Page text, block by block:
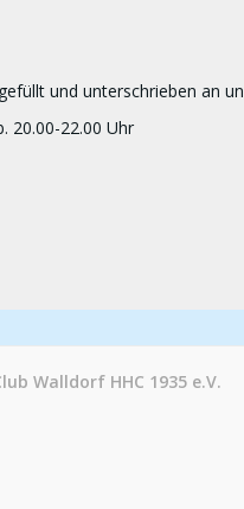
und unterschrieben an
20.00-22.00 Uhr
Walldorf HHC 1935 e.V.